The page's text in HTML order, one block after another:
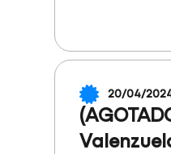
20/04/